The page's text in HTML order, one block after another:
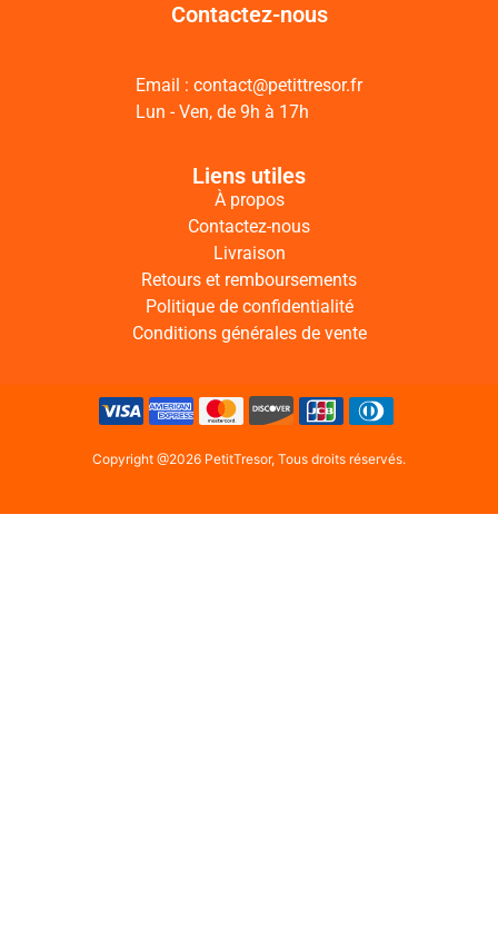
Contactez-nous
Email : contact@petittresor.fr
Lun - Ven, de 9h à 17h
Liens utiles
À propos
Contactez-nous
Livraison
Retours et remboursements
Politique de confidentialité
Conditions générales de vente
Copyright @2026 PetitTresor, Tous droits réservés.